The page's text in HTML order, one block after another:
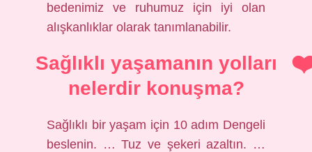
bedenimiz ve ruhumuz için iyi olan
alışkanlıklar olarak tanımlanabilir.
Sağlıklı yaşamanın yolları
nelerdir konuşma?
Sağlıklı bir yaşam için 10 adım Dengeli
beslenin. … Tuz ve şekeri azaltın. …